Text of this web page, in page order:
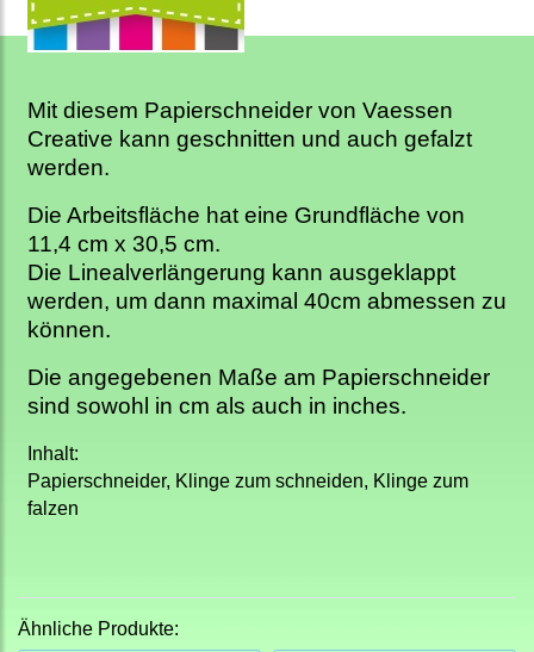
Mit diesem Papierschneider von Vaessen
Creative kann geschnitten und auch gefalzt
werden.
Die Arbeitsfläche hat eine Grundfläche von
11,4 cm x 30,5 cm.
Die Linealverlängerung kann ausgeklappt
werden, um dann maximal 40cm abmessen zu
können.
Die angegebenen Maße am Papierschneider
sind sowohl in cm als auch in inches.
Inhalt:
Papierschneider, Klinge zum schneiden, Klinge zum
falzen
Ähnliche Produkte: